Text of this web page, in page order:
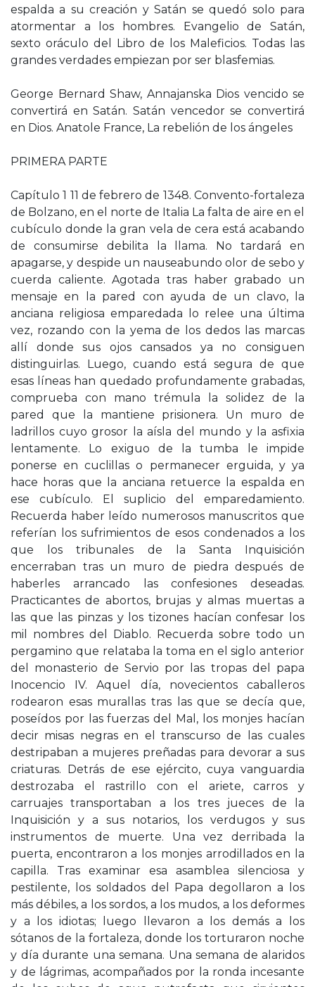
espalda a su creación y Satán se quedó solo para
atormentar a los hombres. Evangelio de Satán,
sexto oráculo del Libro de los Maleficios. Todas las
grandes verdades empiezan por ser blasfemias.
George Bernard Shaw, Annajanska Dios vencido se
convertirá en Satán. Satán vencedor se convertirá
en Dios. Anatole France, La rebelión de los ángeles
PRIMERA PARTE
Capítulo 1 11 de febrero de 1348. Convento-fortaleza
de Bolzano, en el norte de Italia La falta de aire en el
cubículo donde la gran vela de cera está acabando
de consumirse debilita la llama. No tardará en
apagarse, y despide un nauseabundo olor de sebo y
cuerda caliente. Agotada tras haber grabado un
mensaje en la pared con ayuda de un clavo, la
anciana religiosa emparedada lo relee una última
vez, rozando con la yema de los dedos las marcas
allí donde sus ojos cansados ya no consiguen
distinguirlas. Luego, cuando está segura de que
esas líneas han quedado profundamente grabadas,
comprueba con mano trémula la solidez de la
pared que la mantiene prisionera. Un muro de
ladrillos cuyo grosor la aísla del mundo y la asfixia
lentamente. Lo exiguo de la tumba le impide
ponerse en cuclillas o permanecer erguida, y ya
hace horas que la anciana retuerce la espalda en
ese cubículo. El suplicio del emparedamiento.
Recuerda haber leído numerosos manuscritos que
referían los sufrimientos de esos condenados a los
que los tribunales de la Santa Inquisición
encerraban tras un muro de piedra después de
haberles arrancado las confesiones deseadas.
Practicantes de abortos, brujas y almas muertas a
las que las pinzas y los tizones hacían confesar los
mil nombres del Diablo. Recuerda sobre todo un
pergamino que relataba la toma en el siglo anterior
del monasterio de Servio por las tropas del papa
Inocencio IV. Aquel día, novecientos caballeros
rodearon esas murallas tras las que se decía que,
poseídos por las fuerzas del Mal, los monjes hacían
decir misas negras en el transcurso de las cuales
destripaban a mujeres preñadas para devorar a sus
criaturas. Detrás de ese ejército, cuya vanguardia
destrozaba el rastrillo con el ariete, carros y
carruajes transportaban a los tres jueces de la
Inquisición y a sus notarios, los verdugos y sus
instrumentos de muerte. Una vez derribada la
puerta, encontraron a los monjes arrodillados en la
capilla. Tras examinar esa asamblea silenciosa y
pestilente, los soldados del Papa degollaron a los
más débiles, a los sordos, a los mudos, a los deformes
y a los idiotas; luego llevaron a los demás a los
sótanos de la fortaleza, donde los torturaron noche
y día durante una semana. Una semana de alaridos
y de lágrimas, acompañados por la ronda incesante